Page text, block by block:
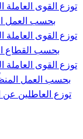
بحسب العمل
بحسب القطاع
بحسب العمل